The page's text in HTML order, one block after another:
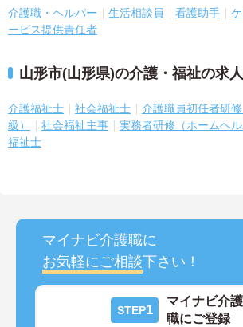
介護職・ヘルパー 生活相談員 看護助手
ービス提供責任者
山形市(山形県)の介護・福祉の求
介護福祉士 社会福祉士
介護職員初任者研
級）
社会福祉主事 実務者研修（ホームヘル
福祉士
マイナビ介護職に
お気軽にご相談下さい！
STEP1
マイナビ介護
職にご登録